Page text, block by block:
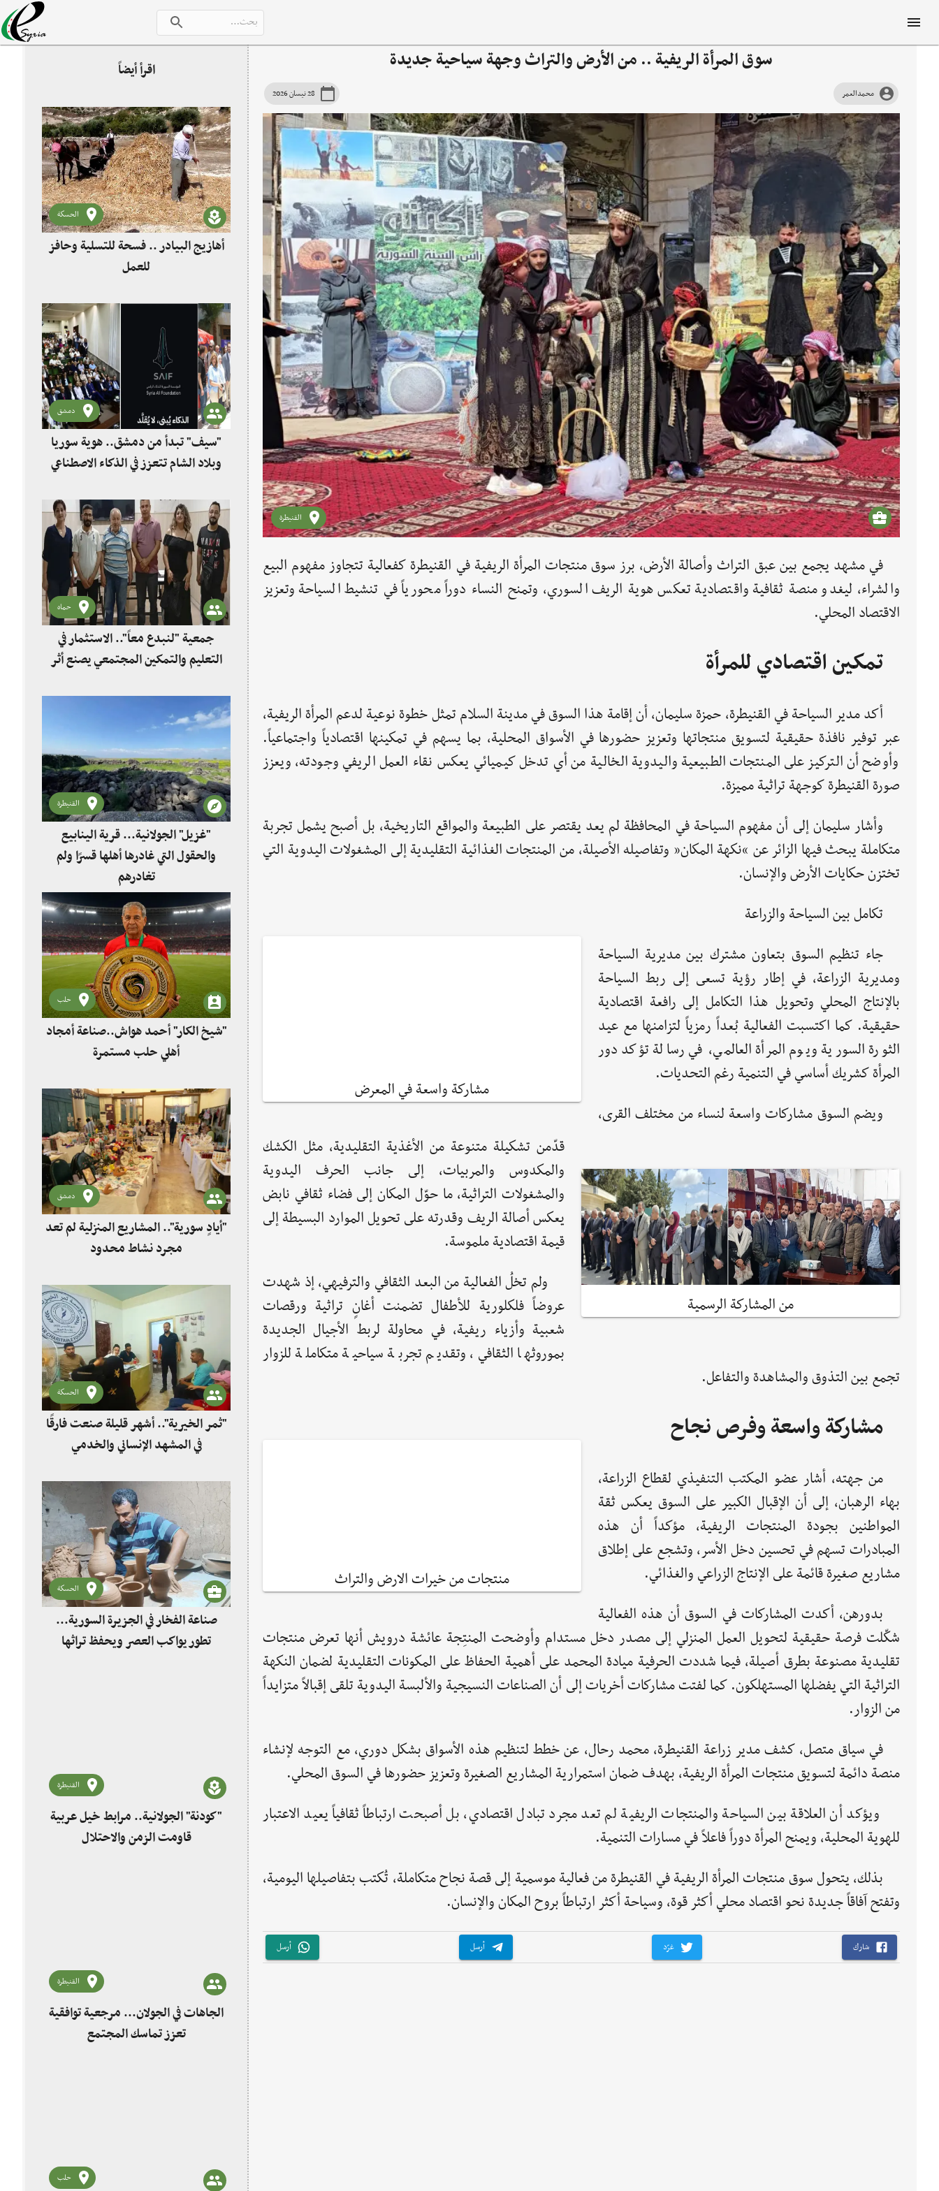
سوق المرأة الريفية .. من الأرض والتراث وجهة سياحية جديدة
محمدالعمر 28 نيسان 2026
القنيطرة
في مشهد يجمع بين عبق التراث وأصالة الأرض، برز سوق منتجات المرأة الريفية في القنيطرة كفعالية تتجاوز مفهوم البيع
والشراء، ليغدو منصة ثقافية واقتصادية تعكس هوية الريف السوري، وتمنح النساء دوراً محورياً في تنشيط السياحة وتعزيز
الاقتصاد المحلي.
تمكين اقتصادي للمرأة
أكد مدير السياحة في القنيطرة، حمزة سليمان، أن إقامة هذا السوق في مدينة السلام تمثل خطوة نوعية لدعم المرأة الريفية،
عبر توفير نافذة حقيقية لتسويق منتجاتها وتعزيز حضورها في الأسواق المحلية، بما يسهم في تمكينها اقتصادياً واجتماعياً.
وأوضح أن التركيز على المنتجات الطبيعية واليدوية الخالية من أي تدخل كيميائي يعكس نقاء العمل الريفي وجودته، ويعزز
صورة القنيطرة كوجهة تراثية مميزة.
وأشار سليمان إلى أن مفهوم السياحة في المحافظة لم يعد يقتصر على الطبيعة والمواقع التاريخية، بل أصبح يشمل تجربة
متكاملة يبحث فيها الزائر عن “نكهة المكان” وتفاصيله الأصيلة، من المنتجات الغذائية التقليدية إلى المشغولات اليدوية التي
تختزن حكايات الأرض والإنسان.
مشاركة واسعة في المعرض
تكامل بين السياحة والزراعة
جاء تنظيم السوق بتعاون مشترك بين مديرية السياحة
ومديرية الزراعة، في إطار رؤية تسعى إلى ربط السياحة
بالإنتاج المحلي وتحويل هذا التكامل إلى رافعة اقتصادية
حقيقية. كما اكتسبت الفعالية بُعداً رمزياً لتزامنها مع عيد
الثورة السورية ويوم المرأة العالمي، في رسالة تؤكد دور
المرأة كشريك أساسي في التنمية رغم التحديات.
من المشاركة الرسمية
ويضم السوق مشاركات واسعة لنساء من مختلف القرى،
قدّمن تشكيلة متنوعة من الأغذية التقليدية، مثل الكشك
والمكدوس والمربيات، إلى جانب الحرف اليدوية
والمشغولات التراثية، ما حوّل المكان إلى فضاء ثقافي نابض
يعكس أصالة الريف وقدرته على تحويل الموارد البسيطة إلى
قيمة اقتصادية ملموسة.
ولم تخلُ الفعالية من البعد الثقافي والترفيهي، إذ شهدت
عروضاً فلكلورية للأطفال تضمنت أغانٍ تراثية ورقصات
شعبية وأزياء ريفية، في محاولة لربط الأجيال الجديدة
بموروثها الثقافي، وتقديم تجربة سياحية متكاملة للزوار
تجمع بين التذوق والمشاهدة والتفاعل.
منتجات من خيرات الارض والتراث
مشاركة واسعة وفرص نجاح
من جهته، أشار عضو المكتب التنفيذي لقطاع الزراعة،
بهاء الرهبان، إلى أن الإقبال الكبير على السوق يعكس ثقة
المواطنين بجودة المنتجات الريفية، مؤكداً أن هذه
المبادرات تسهم في تحسين دخل الأسر، وتشجع على إطلاق
مشاريع صغيرة قائمة على الإنتاج الزراعي والغذائي.
بدورهن، أكدت المشاركات في السوق أن هذه الفعالية
شكّلت فرصة حقيقية لتحويل العمل المنزلي إلى مصدر دخل مستدام وأوضحت المنتِجة عائشة درويش أنها تعرض منتجات
تقليدية مصنوعة بطرق أصيلة، فيما شددت الحرفية ميادة المحمد على أهمية الحفاظ على المكونات التقليدية لضمان النكهة
التراثية التي يفضلها المستهلكون. كما لفتت مشاركات أخريات إلى أن الصناعات النسيجية والألبسة اليدوية تلقى إقبالاً متزايداً
من الزوار.
في سياق متصل، كشف مدير زراعة القنيطرة، محمد رحال، عن خطط لتنظيم هذه الأسواق بشكل دوري، مع التوجه لإنشاء
منصة دائمة لتسويق منتجات المرأة الريفية، بهدف ضمان استمرارية المشاريع الصغيرة وتعزيز حضورها في السوق المحلي.
ويؤكد أن العلاقة بين السياحة والمنتجات الريفية لم تعد مجرد تبادل اقتصادي، بل أصبحت ارتباطاً ثقافياً يعيد الاعتبار
للهوية المحلية، ويمنح المرأة دوراً فاعلاً في مسارات التنمية.
بذلك، يتحول سوق منتجات المرأة الريفية في القنيطرة من فعالية موسمية إلى قصة نجاح متكاملة، تُكتب بتفاصيلها اليومية،
وتفتح آفاقاً جديدة نحو اقتصاد محلي أكثر قوة، وسياحة أكثر ارتباطاً بروح المكان والإنسان.
شارك غرّد أرسل أرسل
اقرأ أيضاً
الحسكة
أهازيج البيادر .. فسحة للتسلية وحافز
للعمل
دمشق
"سيف" تبدأ من دمشق.. هوية سوريا
وبلاد الشام تتعزز في الذكاء الاصطناعي
حماه
جمعية "لنبدع معاً".. الاستثمار في
التعليم والتمكين المجتمعي يصنع أثر
القنيطرة
"غزيل" الجولانية... قرية الينابيع
والحقول التي غادرها أهلها قسرًا ولم
تغادرهم
حلب
"شيخ الكار" أحمد هواش..صناعة أمجاد
أهلي حلب مستمرة
دمشق
"أيادٍ سورية".. المشاريع المنزلية لم تعد
مجرد نشاط محدود
الحسكة
"ثمر الخيرية".. أشهر قليلة صنعت فارقًا
في المشهد الإنساني والخدمي
الحسكة
صناعة الفخار في الجزيرة السورية...
تطور يواكب العصر ويحفظ تراثها
القنيطرة
"كودنة" الجولانية.. مرابط خيل عربية
قاومت الزمن والاحتلال
القنيطرة
الجاهات في الجولان... مرجعية توافقية
تعزز تماسك المجتمع
حلب